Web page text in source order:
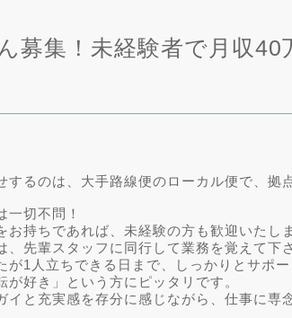
募集！未経験者で月収
するのは、大手路線便のローカル便で、拠
一切不問！
お持ちであれば、未経験の方も歓迎いたし
、先輩スタッフに同行して業務を覚えて下
が1人立ちできる日まで、しっかりとサポー
が好き」という方にピッタリです。
イと充実感を存分に感じながら、仕事に専